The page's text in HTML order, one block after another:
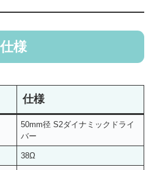
様
仕様
50mm径 S2ダイナミックドライ
バー
38Ω